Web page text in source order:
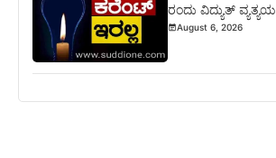
ರಂದು ವಿದ್ಯುತ್ ವ್ಯತ್ಯಯ
August 6, 2026